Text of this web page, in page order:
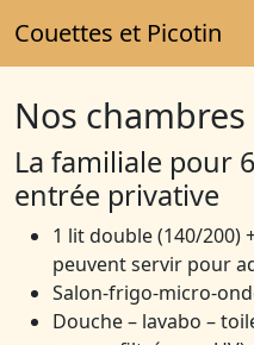
Couettes et Picotin
Nos chambres
La familiale pour
entrée privative
1 lit double (140/200)
peuvent servir pour
Salon-frigo-micro-
Douche – lavabo –